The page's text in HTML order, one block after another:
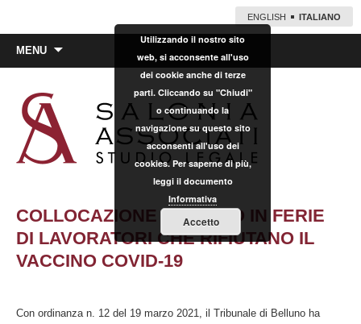
ENGLISH ITALIANO
MENU
COLLOCAZIONE FORZATO IN FERIE
DI LAVORATORI CHE RIFIUTANO IL
VACCINO COVID-19
Con ordinanza n. 12 del 19 marzo 2021, il Tribunale di Belluno ha
Utilizzando il nostro sito
web, si acconsente all'uso
dei cookie anche di terze
parti. Cliccando su "Chiudi"
o continuando la
navigazione su questo sito
acconsenti all'uso dei
cookies. Per saperne di più,
leggi il documento
Informativa
Accetto